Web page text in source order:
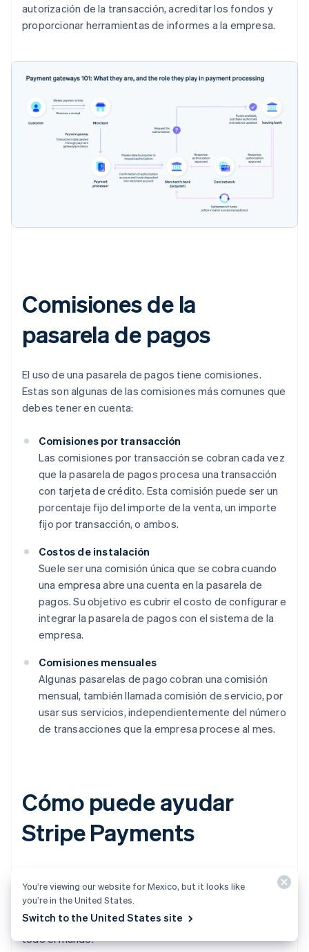
autorización de la transacción, acreditar los fondos y
proporcionar herramientas de informes a la empresa.
Comisiones de la
pasarela de pagos
El uso de una pasarela de pagos tiene comisiones.
Estas son algunas de las comisiones más comunes que
debes tener en cuenta:
Comisiones por transacción
Las comisiones por transacción se cobran cada vez
que la pasarela de pagos procesa una transacción
con tarjeta de crédito. Esta comisión puede ser un
porcentaje fijo del importe de la venta, un importe
fijo por transacción, o ambos.
Costos de instalación
Suele ser una comisión única que se cobra cuando
una empresa abre una cuenta en la pasarela de
pagos. Su objetivo es cubrir el costo de configurar e
integrar la pasarela de pagos con el sistema de la
empresa.
Comisiones mensuales
Algunas pasarelas de pago cobran una comisión
mensual, también llamada comisión de servicio, por
usar sus servicios, independientemente del número
de transacciones que la empresa procese al mes.
Cómo puede ayudar
Stripe Payments
unificada y global que permite que cualquier empresa,
desde startups en expansión hasta empresas
globales, acepte pagos electrónicos, en persona y en
todo el mundo.
You’re viewing our website for Mexico, but it looks like
you’re in the United States.
Switch to the United States site